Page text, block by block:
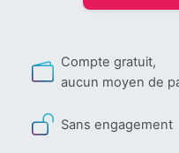
Compte gratuit,
aucun moyen de
Sans engagement